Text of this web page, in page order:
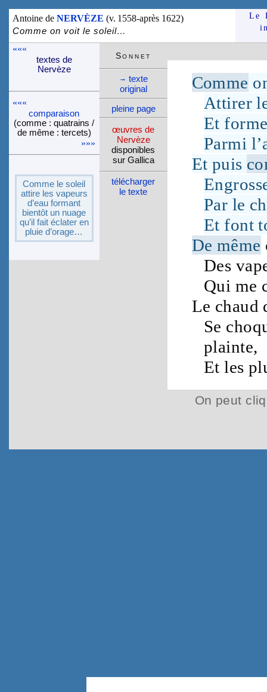
Antoine deNERVÈZE (v. 1558-après 1622)
Comme on voit le soleil…
Le
«««
textes de
Ner­vèze
«««
compa­rai­son
(comme : quatrains /
de même : tercets)
»»»
Comme le soleil
attire les vapeurs
d’eau for­mant
bien­tôt un nuage
qu’il fait écla­ter en
pluie d’orage…
Comme
Attirer
Et
Parmi l’
Et puis
Par le
Et font
De même
Des
Qui me
Le chaud
Se
plainte,
Et les
On peut
Son­net
→ texte
ori­ginal
pleine page
œuvres de
Ner­vèze
dispo­nibles
sur Gallica
télé­charger
le texte